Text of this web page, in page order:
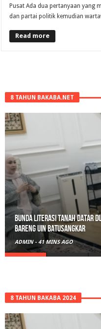
Pusat Ada dua pertanyaan yang
dan partai politik kemudian
Read more
8 TAHUN BAKABA.NET
Belajar Hari Ini, Bertumbuh
Datar Menuju Masa Depan
ADMIN - 13 JAM AGO
8 TAHUN BAKABA 2024